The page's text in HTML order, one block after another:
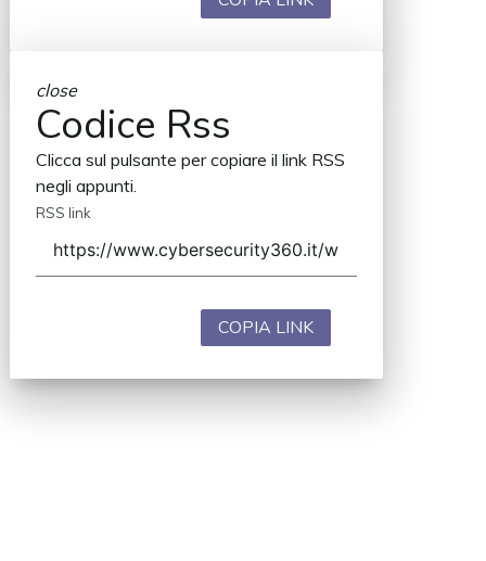
close
Codice Rss
Clicca sul pulsante per copiare il link RSS
negli appunti.
RSS link
COPIA LINK